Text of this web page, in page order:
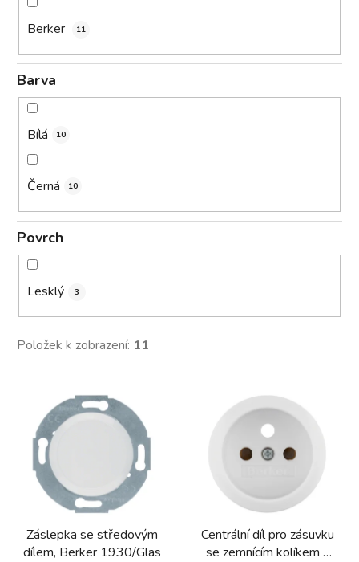
Berker 11
Barva
Bílá 10
Černá 10
Povrch
Lesklý 3
Položek k zobrazení: 11
Záslepka se středovým
dílem, Berker 1930/Glas
Centrální díl pro zásuvku
se zemnícím kolíkem s